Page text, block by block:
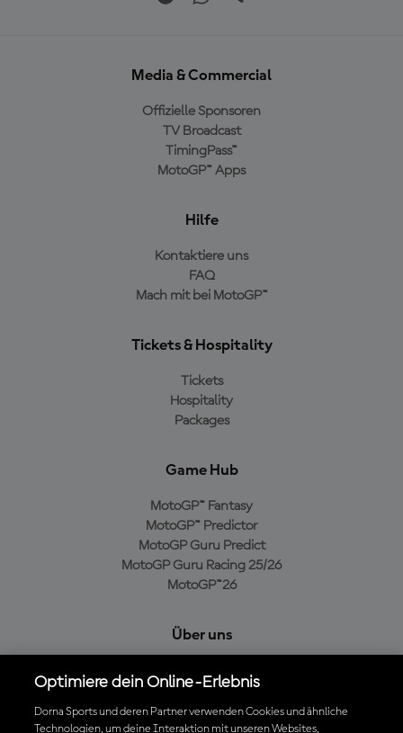
Media & Commercial
Offizielle Sponsoren
TV Broadcast
TimingPass™
MotoGP™ Apps
Hilfe
Kontaktiere uns
FAQ
Mach mit bei MotoGP™
Tickets & Hospitality
Tickets
Hospitality
Packages
Game Hub
MotoGP™ Fantasy
MotoGP™ Predictor
MotoGP Guru Predict
MotoGP Guru Racing 25/26
MotoGP™26
Über uns
Cookie-Richtlinien
Geschäftsbedingungen
Optimiere dein Online-Erlebnis
Dorna Sports und deren Partner verwenden Cookies und ähnliche
Technologien, um deine Interaktion mit unseren Websites,